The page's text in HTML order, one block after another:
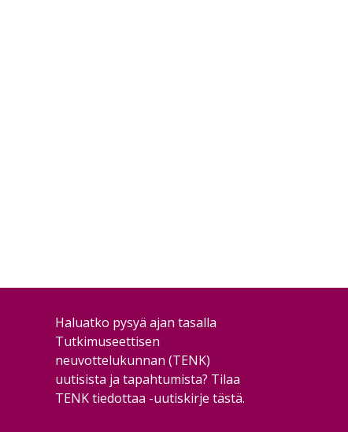
Haluatko pysyä ajan tasalla
Tutkimuseettisen
neuvottelukunnan (TENK)
uutisista ja tapahtumista? Tilaa
TENK tiedottaa -uutiskirje tästä.